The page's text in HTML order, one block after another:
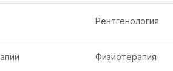
Рентгенология
Физиотерапия